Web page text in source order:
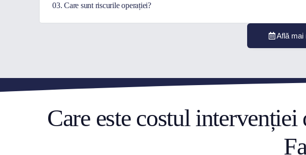
03. Care sunt riscurile operației?
Află mai
Care este costul